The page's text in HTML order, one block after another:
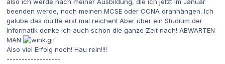
also ich werde nach meiner Ausbildung, die ich jetzt im Januar
beenden werde, noch meinen MCSE oder CCNA dranhängen. Ich
galube das dürfte erst mal reichen! Aber über ein Studium der
Informatik denke ich auch schon die ganze Zeit nach! ABWARTEN
MAN
Also viel Erfolg noch! Hau rein!!!!
------------------